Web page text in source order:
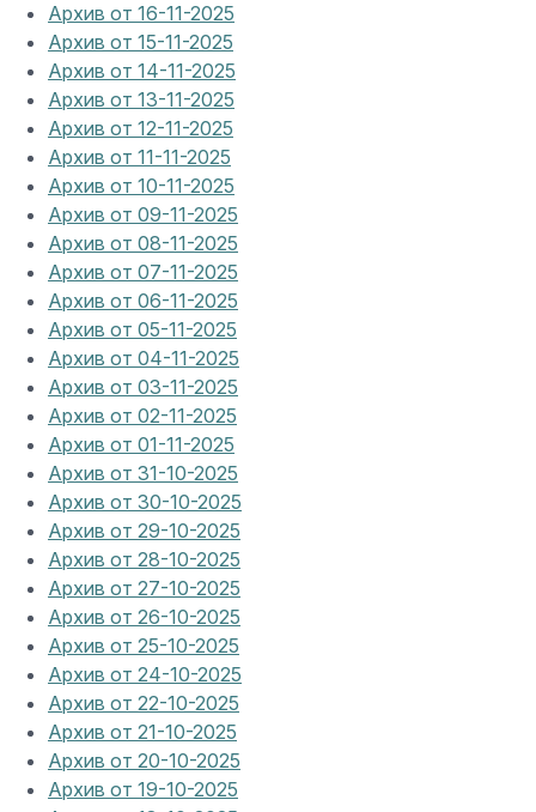
Архив от 16-11-2025
Архив от 15-11-2025
Архив от 14-11-2025
Архив от 13-11-2025
Архив от 12-11-2025
Архив от 11-11-2025
Архив от 10-11-2025
Архив от 09-11-2025
Архив от 08-11-2025
Архив от 07-11-2025
Архив от 06-11-2025
Архив от 05-11-2025
Архив от 04-11-2025
Архив от 03-11-2025
Архив от 02-11-2025
Архив от 01-11-2025
Архив от 31-10-2025
Архив от 30-10-2025
Архив от 29-10-2025
Архив от 28-10-2025
Архив от 27-10-2025
Архив от 26-10-2025
Архив от 25-10-2025
Архив от 24-10-2025
Архив от 22-10-2025
Архив от 21-10-2025
Архив от 20-10-2025
Архив от 19-10-2025